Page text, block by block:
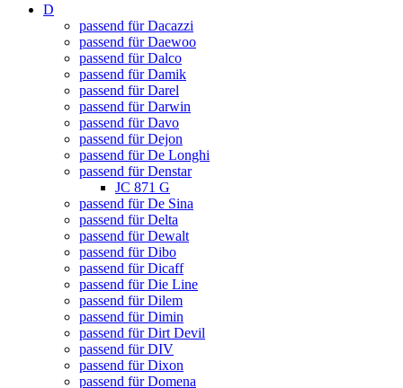
D
passend für Dacazzi
passend für Daewoo
passend für Dalco
passend für Damik
passend für Darel
passend für Darwin
passend für Davo
passend für Dejon
passend für De Longhi
passend für Denstar
JC 871 G
passend für De Sina
passend für Delta
passend für Dewalt
passend für Dibo
passend für Dicaff
passend für Die Line
passend für Dilem
passend für Dimin
passend für Dirt Devil
passend für DIV
passend für Dixon
passend für Domena